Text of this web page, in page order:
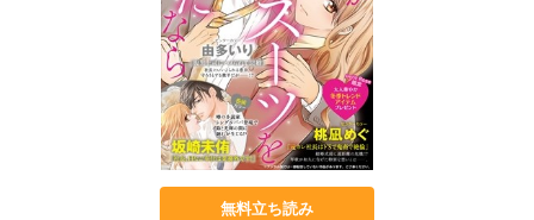
無料立ち読み